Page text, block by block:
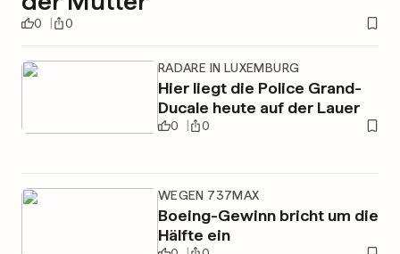
0 0
RADARE IN LUXEMBURG
Hier liegt die Police Grand-
Ducale heute auf der Lauer
0 0
WEGEN 737MAX
Boeing-Gewinn bricht um die
Hälfte ein